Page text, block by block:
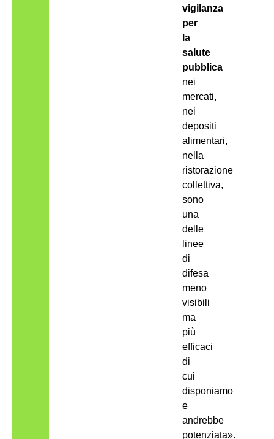
vigilanza
per
la
salute
pubblica
nei
mercati,
nei
depositi
alimentari,
nella
ristorazione
collettiva,
sono
una
delle
linee
di
difesa
meno
visibili
ma
più
efficaci
di
cui
disponiamo
e
andrebbe
potenziata».